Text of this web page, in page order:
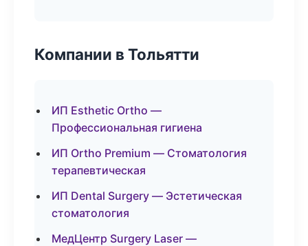
Компании в Тольятти
ИП Esthetic Ortho —
Профессиональная гигиена
ИП Ortho Premium — Стоматология
терапевтическая
ИП Dental Surgery — Эстетическая
стоматология
МедЦентр Surgery Laser —